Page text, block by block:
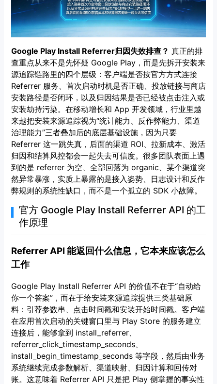
Google Play Install Referrer归因失效排查？ 真正的排
查重点从来不是先怀疑 Google Play，而是先拆开安装来
源追踪链路里的四个层级：客户端是否按官方方式连接
Referrer 服务、首次启动时机是否正确、投放链接与商店
安装路径是否闭环，以及归因结果是否已经被点击注入或
安装劫持污染。在移动增长和 App 开发领域，行业里越
来越把安装来源追踪视为“统计能力、反作弊能力、渠道
治理能力”三者叠加后的底层基础设施，因为只要
Referrer 这一跳失真，后面的渠道 ROI、拉新成本、激活
归因和结算风控都会一起失去可信度。很多团队表面上遇
到的是 referrer 为空、全部回落为 organic、某个渠道突
然异常暴涨，实质上暴露的是接入姿势、日志设计和反作
弊规则的系统性缺口，而不是一个孤立的 SDK 小故障。
官方 Google Play Install Referrer API 的工
作原理
Referrer API 能返回什么信息，它本来应该怎么
工作
Google Play Install Referrer API 的价值不在于“自动给
你一个答案”，而在于给安装来源追踪提供三类基础原
料：引荐参数串、点击时间戳和安装开始时间戳。客户端
在应用首次启动的关键窗口里与 Play Store 的服务建立
连接后，能够拿到 install_referrer、
referrer_click_timestamp_seconds、
install_begin_timestamp_seconds 等字段，然后由业务
系统继续完成参数解析、渠道映射、归因计算和回传对
账。这意味着 Referrer API 只是把 Play 侧掌握的事实性